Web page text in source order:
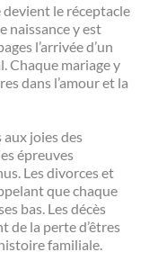
le réceptacle
naissance y est
l’arrivée d’un
Chaque mariage y
dans l’amour et la
joies des
épreuves
Les divorces et
que chaque
bas. Les décès
de la perte d’êtres
familiale.